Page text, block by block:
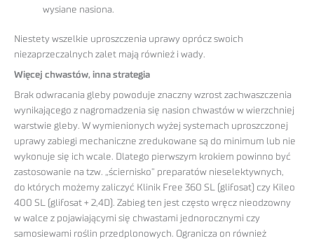
wysiane nasiona.
Niestety wszelkie uproszczenia uprawy oprócz swoich
niezaprzeczalnych zalet mają również i wady.
Więcej chwastów, inna strategia
Brak odwracania gleby powoduje znaczny wzrost zachwaszczenia
wynikającego z nagromadzenia się nasion chwastów w wierzchniej
warstwie gleby. W wymienionych wyżej systemach uproszczonej
uprawy zabiegi mechaniczne zredukowane są do minimum lub nie
wykonuje się ich wcale. Dlatego pierwszym krokiem powinno być
zastosowanie na tzw. „ściernisko” preparatów nieselektywnych,
do których możemy zaliczyć Klinik Free 360 SL (glifosat) czy Kileo
400 SL (glifosat + 2,4D). Zabieg ten jest często wręcz nieodzowny
w walce z pojawiającymi się chwastami jednorocznymi czy
samosiewami roślin przedplonowych. Ogranicza on również